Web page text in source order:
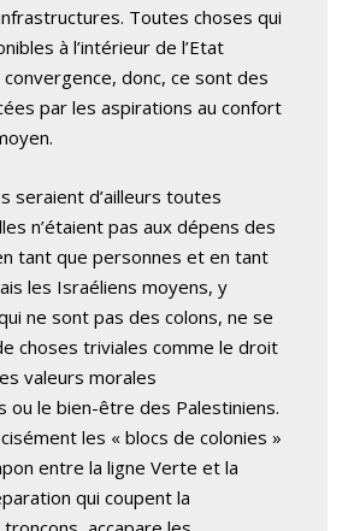
Toutes choses qui
à l’intérieur de l’Etat
convergence, donc, ce sont des
par les aspirations au confort
seraient d’ailleurs toutes
n’étaient pas aux dépens des
tant que personnes et en tant
les Israéliens moyens, y
ne sont pas des colons, ne se
choses triviales comme le droit
valeurs morales
ou le bien-être des Palestiniens.
les « blocs de colonies »
entre la ligne Verte et la
qui coupent la